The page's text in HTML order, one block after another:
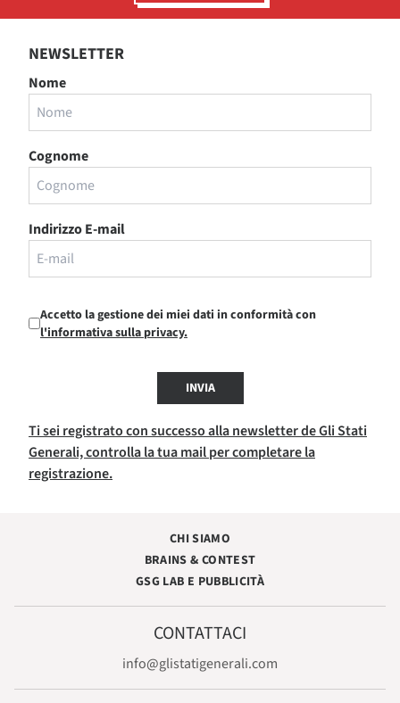
NEWSLETTER
Nome
Cognome
Indirizzo E-mail
Accetto la gestione dei miei dati in conformità con
l'informativa sulla privacy.
INVIA
Ti sei registrato con successo alla newsletter de Gli Stati
Generali, controlla la tua mail per completare la
registrazione.
CHI SIAMO
BRAINS & CONTEST
GSG LAB E PUBBLICITÀ
CONTATTACI
info@glistatigenerali.com